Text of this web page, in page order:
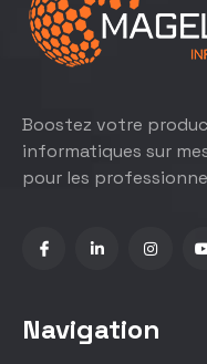
Boostez votre
informatiques sur
pour les
Navigation